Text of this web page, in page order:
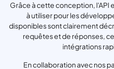
Grâce à cette conception, l'API
à utiliser pour les
disponibles sont clairement
requêtes et de réponses,
intégrations
En collaboration avec nos